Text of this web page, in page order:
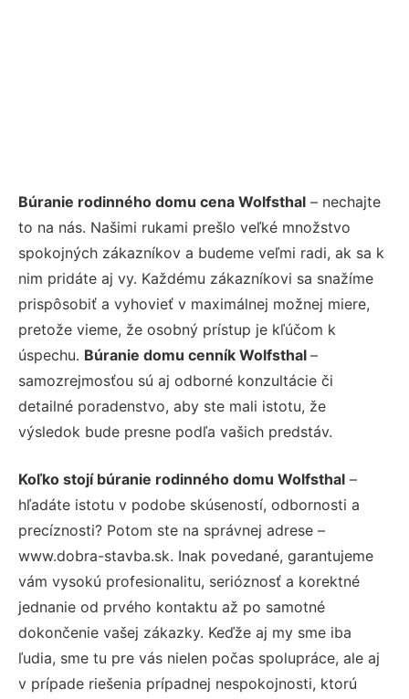
Búranie rodinného domu cena Wolfsthal – nechajte
to na nás. Našimi rukami prešlo veľké množstvo
spokojných zákazníkov a budeme veľmi radi, ak sa k
nim pridáte aj vy. Každému zákazníkovi sa snažíme
prispôsobiť a vyhovieť v maximálnej možnej miere,
pretože vieme, že osobný prístup je kľúčom k
úspechu. Búranie domu cenník Wolfsthal –
samozrejmosťou sú aj odborné konzultácie či
detailné poradenstvo, aby ste mali istotu, že
výsledok bude presne podľa vašich predstáv.
Koľko stojí búranie rodinného domu Wolfsthal –
hľadáte istotu v podobe skúseností, odbornosti a
precíznosti? Potom ste na správnej adrese –
www.dobra-stavba.sk. Inak povedané, garantujeme
vám vysokú profesionalitu, serióznosť a korektné
jednanie od prvého kontaktu až po samotné
dokončenie vašej zákazky. Keďže aj my sme iba
ľudia, sme tu pre vás nielen počas spolupráce, ale aj
v prípade riešenia prípadnej nespokojnosti, ktorú